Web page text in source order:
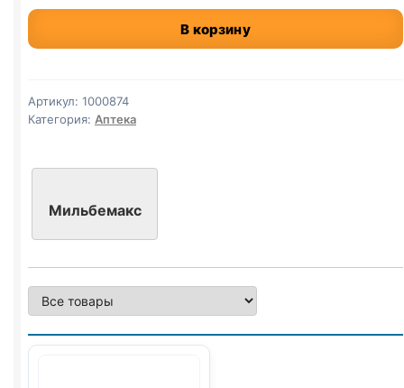
МИЛЬБЕМАКС
крупных
поштучно
1
В корзину
Артикул: 1000874
Категория: Аптека
Мильбемакс